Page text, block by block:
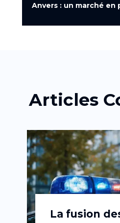
Anvers : un marché en
Articles
La fusion